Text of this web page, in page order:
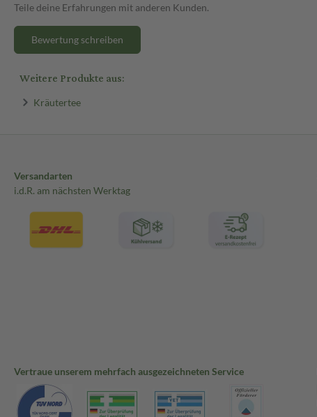
Teile deine Erfahrungen mit anderen Kunden.
Bewertung schreiben
Weitere Produkte aus:
Kräutertee
Versandarten
i.d.R. am nächsten Werktag
Vertraue unserem mehrfach ausgezeichneten Service